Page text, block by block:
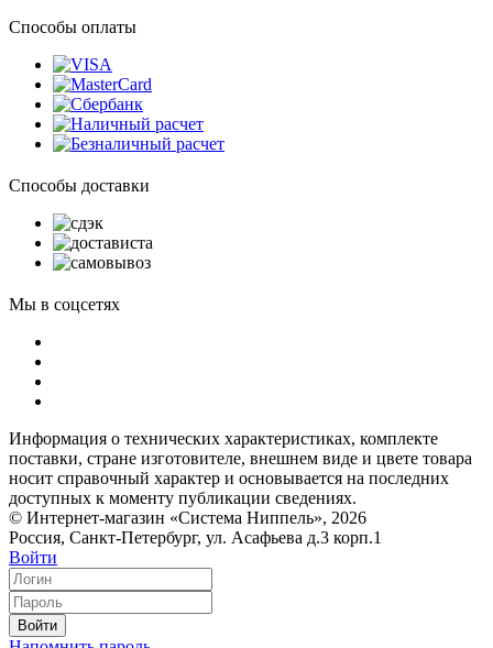
Способы оплаты
Способы доставки
Мы в соцсетях
Информация о технических характеристиках, комплекте
поставки, стране изготовителе, внешнем виде и цвете товара
носит справочный характер и основывается на последних
доступных к моменту публикации сведениях.
© Интернет-магазин «Система Ниппель», 2026
Россия, Санкт-Петербург, ул. Асафьева д.3 корп.1
Войти
Войти